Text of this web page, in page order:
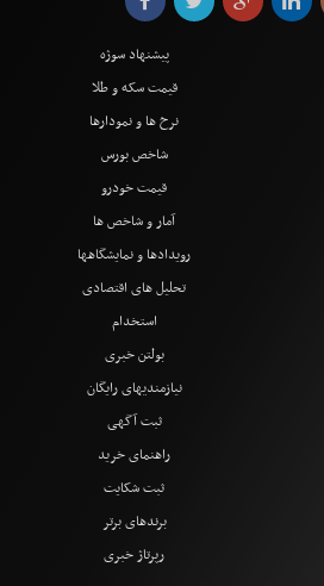
پیشنهاد سوژه
قیمت سکه و طلا
نرخ ها و نمودارها
شاخص بورس
قیمت خودرو
آمار و شاخص ها
رویدادها و نمایشگاهها
تحلیل های اقتصادی
استخدام
بولتن خبری
نیازمندیهای رایگان
ثبت آگهی
راهنمای خرید
ثبت شکایت
برندهای برتر
رپرتاژ خبری